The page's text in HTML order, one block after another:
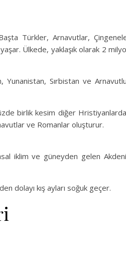
Türkler, Arnavutlar,
Ülkede, yaklaşık olarak 2
Yunanistan, Sırbistan ve
birlik kesim diğer
ve Romanlar oluşturur.
iklim ve güneyden gelen
dolayı kış ayları soğuk geçer.